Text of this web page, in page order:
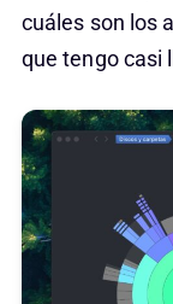
cuáles son los
que tengo casi